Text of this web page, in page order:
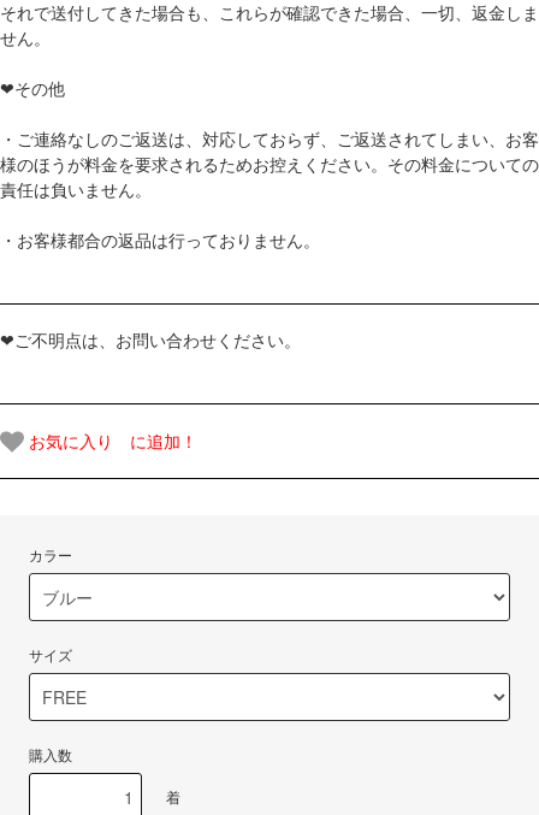
それで送付してきた場合も、これらが確認できた場合、一切、返金しま
せん。
❤その他
・ご連絡なしのご返送は、対応しておらず、ご返送されてしまい、お客
様のほうが料金を要求されるためお控えください。その料金についての
責任は負いません。
・お客様都合の返品は行っておりません。
❤ご不明点は、お問い合わせください。
お気に入り に追加！
カラー
サイズ
購入数
着